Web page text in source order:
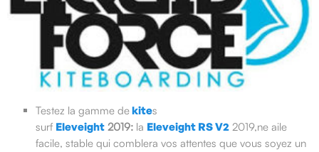
Testez la gamme dekites
surf Eleveight 2019: la Eleveight RS V2 2019,ne aile
facile, stable qui comblera vos attentes que vous soyez un